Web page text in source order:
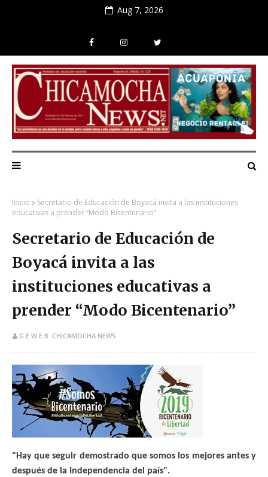
Aug 7, 2026
Inicio
Secretario de Educación de Boyacá invita a las instituciones
educativas a prender “Modo Bicentenario”
Secretario de Educación de
Boyacá invita a las
instituciones educativas a
prender “Modo Bicentenario”
G.E.W.E.B. CHICAMOCHA NEWS
"Hay que seguir demostrado que somos los mejores antes y
después de la Independencia del país".